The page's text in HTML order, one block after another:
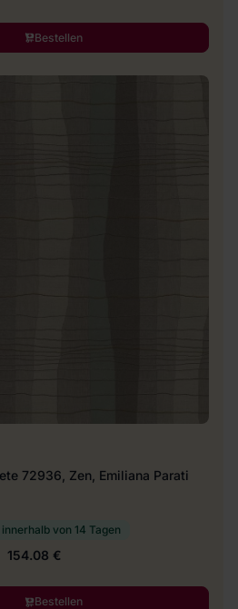
Bestellen
72936, Zen, Emiliana Parati
von 14 Tagen
154.08 €
Bestellen